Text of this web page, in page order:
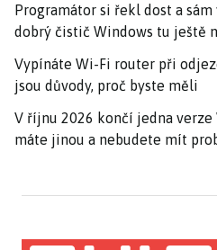
Programátor si řekl dost a
dobrý čistič Windows tu ještě
Vypínáte Wi-Fi router při
jsou důvody, proč byste měli
V říjnu 2026 končí jedna verze
máte jinou a nebudete mít